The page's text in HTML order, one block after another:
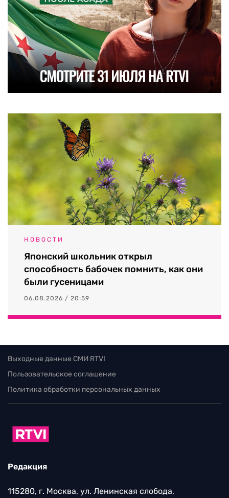
НОВОСТИ
Японский школьник открыл
способность бабочек помнить, как они
были гусеницами
06.08.2026 / 20:59
Выходные данные СМИ RTVI
Пользовательское соглашение
Политика обработки персональных данных
Редакция
115280, г. Москва, ул. Ленинская слобода,